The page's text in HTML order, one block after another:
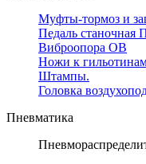
Муфты-тормоз и
Педаль
Виброопора ОВ
Ножи к
Штампы.
Головка
Пневматика